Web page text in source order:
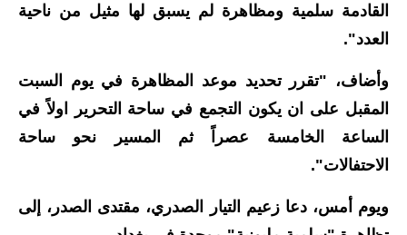
نتائج الامتحانات
المرحلة الابتدائية
المرحلة المتوسطة
المرحلة الاعدادية
القادمة سلمية ومظاهرة لم يسبق لها مثيل من ناحية
العدد".
وأضاف، "تقرر تحديد موعد المظاهرة في يوم السبت
المقبل على ان يكون التجمع في ساحة التحرير اولاً في
الساعة الخامسة عصراً ثم المسير نحو ساحة
الاحتفالات".
ويوم أمس، دعا زعيم التيار الصدري، مقتدى الصدر، إلى